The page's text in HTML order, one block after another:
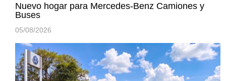
Nuevo hogar para Mercedes-Benz Camiones y
Buses
05/08/2026